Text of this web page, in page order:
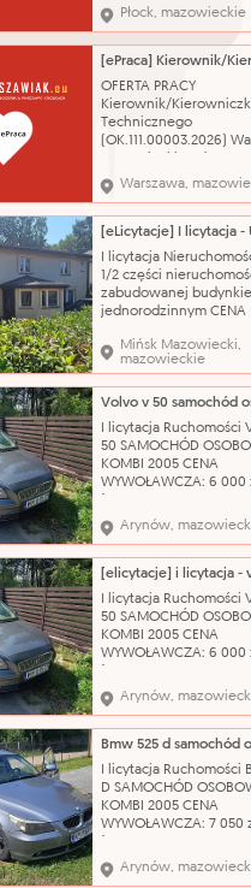
wynagrodzeniu: 1.
wynagrodzenie
zgodne z
wynagradzania
Urzędu Miasta Płocka
wprowadzonym
Nr 80/2024 Prezydenta
Płocka
Płock, mazowieckie
OFERTA PRACY
Kierownik/
Technicznego
(OK.111.00003.2026)
Informacja o
przedziale
o jego składnikach:
postanowieniami
Ponadzakładowego
Zbiorowego Pracy dla
Pracowników
Jednostkach B
Warszawa,
I licytacja
1/2 części
zabudowanej
jednorodzinnym CENA
(SZACUNKOWO: 299
Dojazd do
zapewnia droga
wyłożona kostką
odległości około 550 m
przystanek
odległości ok. 800 m
Mińsk Mazowiecki,
mazowieckie
I licytacja Ruchomości
50 SAMOCHÓD
KOMBI 2005 CENA
WYWOŁAWCZA: 6 000
Pojazd w pełni sprawny
technicznie – silnik
problemu. Do
posiadamy komplet
oryginalnych
Wizualny stan auta
jako dobry, zadbany.
katalog
Arynów,
I licytacja Ruchomości
50 SAMOCHÓD
KOMBI 2005 CENA
WYWOŁAWCZA: 6 000
Pojazd w pełni sprawny
technicznie – silnik
problemu. Do
posiadamy komplet
oryginalnych
Wizualny stan auta
jako dobry, zadbany.
katalog
Arynów,
I licytacja Ruchomości
D SAMOCHÓD
KOMBI 2005 CENA
WYWOŁAWCZA: 7 050
Uszkodzony,
przedni zderzak.
Arynów,